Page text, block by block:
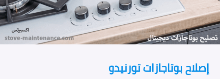
إصلاح بوتاجازات تورنيدو